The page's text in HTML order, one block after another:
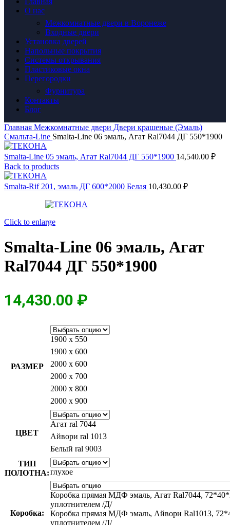
О нас
Межкомнатные двери в Воронеже
Входные двери
Установка дверей
Напольные покрытия
Системы открывания
Пластиковые окна
Перегородки
Фурнитура
Контакты
Блог
Главная Межкомнатные двери Двери крашеные (Эмаль)
Смальта-Line Smalta-Line 06 эмаль, Агат Ral7044 ДГ 550*1900
Smalta-Line 05 эмаль, Агат Ral7044 ДГ 550*1900 14,540.00 ₽
Back to products
Smalta-Rif 201, эмаль ДГ 600*2000 Белая 10,430.00 ₽
Click to enlarge
Smalta-Line 06 эмаль, Агат
Ral7044 ДГ 550*1900
14,430.00 ₽
РАЗМЕР
1900 х 550
1900 х 600
2000 х 600
2000 х 700
2000 х 800
2000 х 900
ЦВЕТ
Агат ral 7044
Айвори ral 1013
Белый ral 9003
ТИП
ПОЛОТНА:глухое
Коробка:
Коробка прямая МДФ эмаль, Агат Ral7044,
уплотнителем /Д/
Коробка прямая МДФ эмаль, Айвори Ral1013,
уплотнителем /Д/